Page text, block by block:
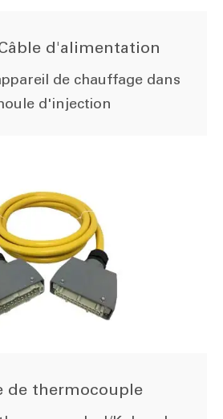
d'alimentation
de chauffage dans
d'injection
de thermocouple